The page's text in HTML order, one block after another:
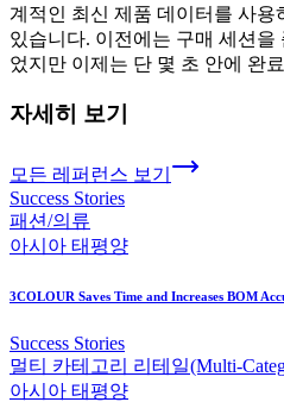
계적인 최신 제품 데이터를 사
있습니다. 이전에는 구매 세션을
었지만 이제는 단 몇 초 안에 완
자세히 보기
모든 레퍼런스 보기
Success Stories
패션/의류
아시아 태평양
3COLOUR Saves Time and Increases BOM
Success Stories
멀티 카테고리 리테일(Multi-
아시아 태평양